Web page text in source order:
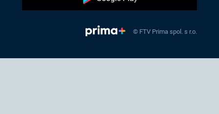
© FTV Prima spol. s r.o.